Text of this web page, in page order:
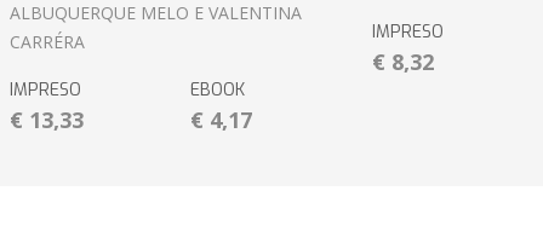
ALBUQUERQUE MELO E VALENTINA
CARRÉRA
IMPRESO
€ 13,33
EBOOK
€ 4,17
IMPRESO
€ 8,32